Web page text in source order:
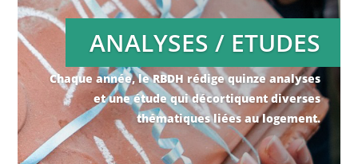
ANALYSES / ETUDES
Chaque année, le RBDH rédige quinze analyses
et une étude qui décortiquent diverses
thématiques liées au logement.